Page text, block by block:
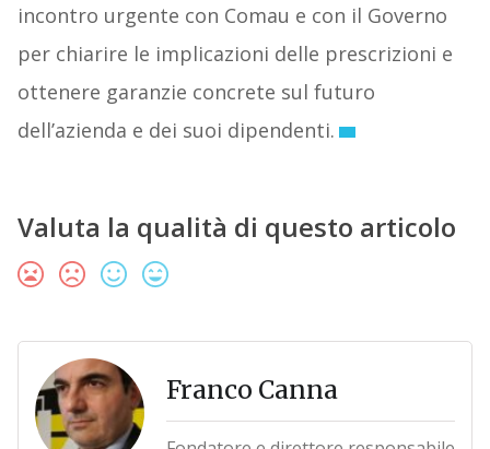
incontro urgente con Comau e con il Governo
per chiarire le implicazioni delle prescrizioni e
ottenere garanzie concrete sul futuro
dell’azienda e dei suoi dipendenti.
Valuta la qualità di questo articolo
Franco Canna